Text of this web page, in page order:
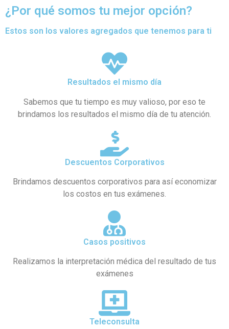
¿Por qué somos tu mejor opción?
Estos son los valores agregados que tenemos para ti
Resultados el mismo día
Sabemos que tu tiempo es muy valioso, por eso te
brindamos los resultados el mismo día de tu atención.
Descuentos Corporativos
Brindamos descuentos corporativos para así economizar
los costos en tus exámenes.
Casos positivos
Realizamos la interpretación médica del resultado de tus
exámenes
Teleconsulta